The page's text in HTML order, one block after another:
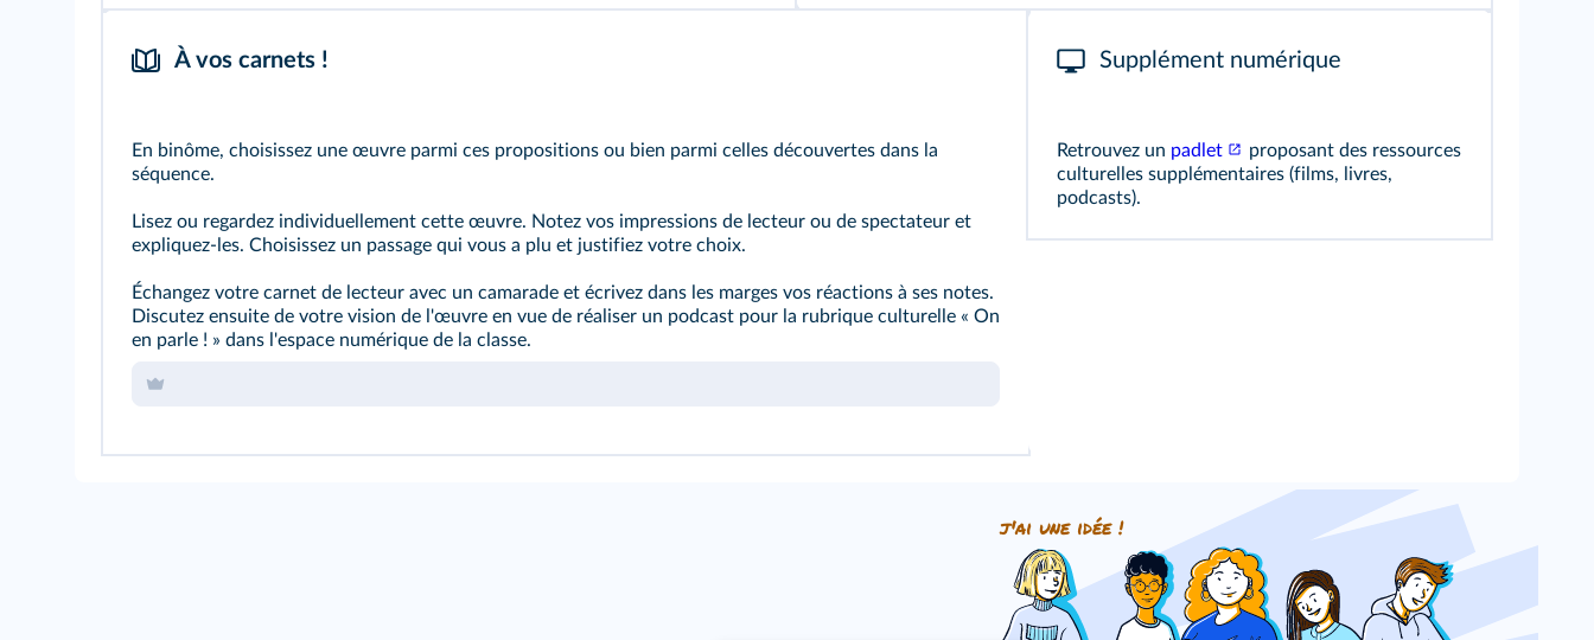
À vos carnets !
En binôme, choisissez une œuvre parmi ces propositions ou bien parmi celles découvertes dans la
séquence.
Lisez ou regardez individuellement cette œuvre. Notez vos impressions de lecteur ou de spectateur et
expliquez-les. Choisissez un passage qui vous a plu et justifiez votre choix.
Échangez votre carnet de lecteur avec un camarade et écrivez dans les marges vos réactions à ses notes.
Discutez ensuite de votre vision de l'œuvre en vue de réaliser un podcast pour la rubrique culturelle « On
en parle ! » dans l'espace numérique de la classe.
Supplément numérique
Retrouvez un padlet
proposant des ressources
culturelles supplémentaires (films, livres,
podcasts).
j'ai une idée !